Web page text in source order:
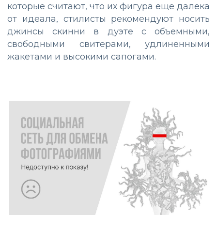
которые считают, что их фигура еще далека
от идеала, стилисты рекомендуют носить
джинсы скинни в дуэте с объемными,
свободными свитерами, удлиненными
жакетами и высокими сапогами.